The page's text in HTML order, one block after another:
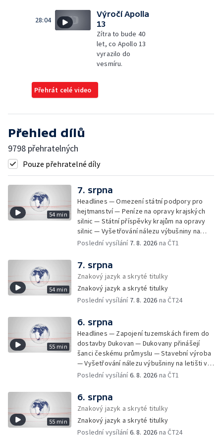
28:04
Výročí Apolla
13
Zítra to bude 40
let, co Apollo 13
vyrazilo do
vesmíru.
Přehrát celé video
Přehled dílů
9798 přehratelných
Pouze přehratelné díly
54 min
7. srpna
Headlines — Omezení státní podpory pro
hejtmanství — Peníze na opravy krajských
silnic — Státní příspěvky krajům na opravy
silnic — Vyšetřování nálezu výbušniny na
letišti v Lipsku — Pasové kontroly spojů mezi
budovy ve Zlíně — Pohřeb Milana Knížáka —
Obvinění v kauze Správy železnic — Tržby
ve službách vzrostly — Další útoku
ukrajinských dronů na sklady v Rusku —
Exhumace těl obětí volyňských masakrů —
Vodní elektrárny kvůli suchu omezují provoz
— 25 let od zápisu vily Tugendhat na seznam
UNESCO — Pokuta pro společnost Meta —
Oběti po střelbě na škole v Thajsku —
Technologie pomáhají s péčí o seniory —
Útok nožem v Tanvaldu — Výměna řidičských
průkazů — Demolice vyhořelé výškové
ze Zlína — Zpracování sutě po demolici —
Požár v bratislavské rafinerii — Obce bez
kandidátní listiny pro komunální volby —
Vážné popáleniny od slunce a rozpálených
Poslední vysílání 7. 8. 2026 na ČT1
54 min
7. srpna
Znakový jazyk a skryté titulky
Znakový jazyk a skryté titulky
Poslední vysílání 7. 8. 2026 na ČT24
55 min
6. srpna
Headlines — Zapojení tuzemskách firem do
dostavby Dukovan — Dukovany přinášejí
šanci českému průmyslu — Stavební výroba
— Vyšetřování nálezu výbušniny na letišti v
Lipsku — Bourání torza vyhořelé budovy ve
Omezování spotřeby vody v Jihlavě — Čistý
zisk bank — Jednání o ukončení bojů na
Blízkém východě — Opakované údery na
jižní Libanon — Přibylo zásahů horské služby
— Bezpečnostní opatření kvůli Evropské lize
Poslední vysílání6. 8. 2026 na ČT1
55 min
6. srpna
Znakový jazyk a skryté titulky
Znakový jazyk a skryté titulky
Poslední vysílání6. 8. 2026 na ČT24